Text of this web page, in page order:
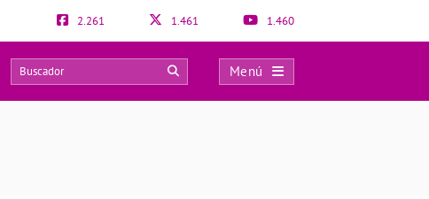
2.261 1.461 1.460
Menú
0